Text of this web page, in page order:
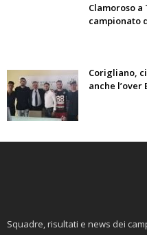
Clamoroso
campionato
Corigliano,
anche l’over
Squadre, risultati e news dei